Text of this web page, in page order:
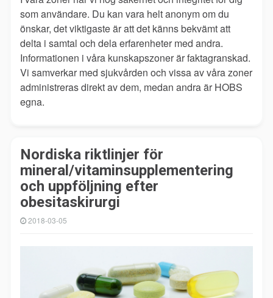
som användare. Du kan vara helt anonym om du
önskar, det viktigaste är att det känns bekvämt att
delta i samtal och dela erfarenheter med andra.
Informationen i våra kunskapszoner är faktagranskad.
Vi samverkar med sjukvården och vissa av våra zoner
administreras direkt av dem, medan andra är HOBS
egna.
Nordiska riktlinjer för
mineral/vitaminsupplementering
och uppföljning efter
obesitaskirurgi
2018-03-05